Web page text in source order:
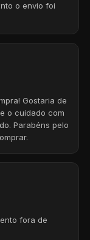
o envio foi
Gostaria de
o cuidado com
Parabéns pelo
fora de